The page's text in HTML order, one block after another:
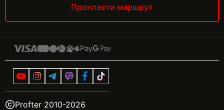
Прокласти маршрут
Profter 2010-2026